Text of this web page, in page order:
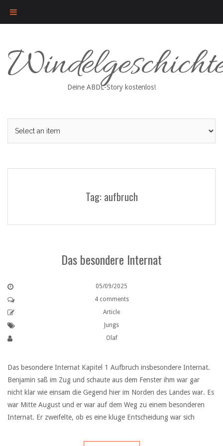
content
Deine ABDL-Story kostenlos!
Tag: aufbruch
Das besondere Internat
05/09/2025
4 comments
Article
Jungs
Olaf
Das besondere Internat Kapitel 1 Aufbruch insbesondere Internat.
Benjamin saß im Zug und schaute aus dem Fenster ihm war gar
nicht klar wie einsam die Gegend hier im Norden des Landes war. Es
war Mitte August und er war auf dem Weg zu einem besonderen
Internat. Er zweifelte, ob es eine kluge Entscheidung war sich